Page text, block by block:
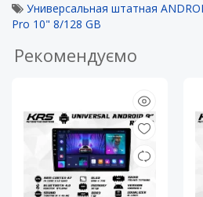
Универсальная штатная
Pro 10" 8/128 GB
Рекомендуємо